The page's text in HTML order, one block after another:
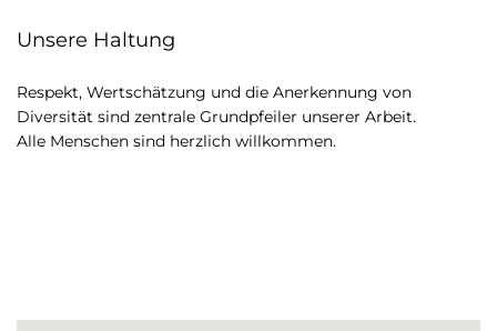
Unsere Haltung
Respekt, Wertschätzung und die Anerkennung von
Diversität sind zentrale Grundpfeiler unserer Arbeit.
Alle Menschen sind herzlich willkommen.